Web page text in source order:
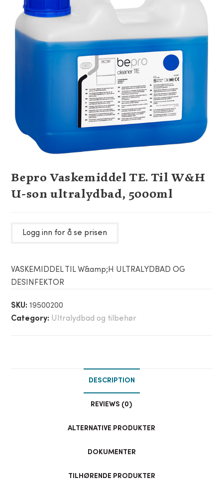
Bepro Vaskemiddel TE. Til W&H
U-son ultralydbad, 5000ml
Logg inn for å se prisen
VASKEMIDDEL TIL W&amp;H ULTRALYDBAD OG
DESINFEKTOR
SKU:19500200
Category: Ultralydbad og tilbehør
DESCRIPTION
REVIEWS (0)
ALTERNATIVE PRODUKTER
DOKUMENTER
TILHØRENDE PRODUKTER